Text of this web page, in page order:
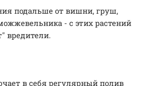
подальше от вишни, груш,
- с этих растений
вредители.
в себя регулярный полив